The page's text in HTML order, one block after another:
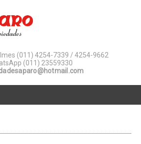
(011) 4254-7339 / 4254-9662
(011) 23559330